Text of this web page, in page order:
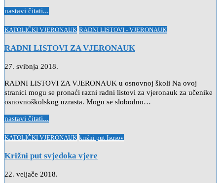
nastavi čitati...
Posted
KATOLIČKI VJERONAUK RADNI LISTOVI - VJERONAUK
RADNI LISTOVI ZA VJERONAUK
27. svibnja 2018.
RADNI LISTOVI ZA VJERONAUK u osnovnoj školi Na ovoj
stranici mogu se pronaći razni radni listovi za vjeronauk za učenike
osnovnoškolskog uzrasta. Mogu se slobodno…
nastavi čitati...
Posted
KATOLIČKI VJERONAUK križni put Isusov
Križni put svjedoka vjere
22. veljače 2018.